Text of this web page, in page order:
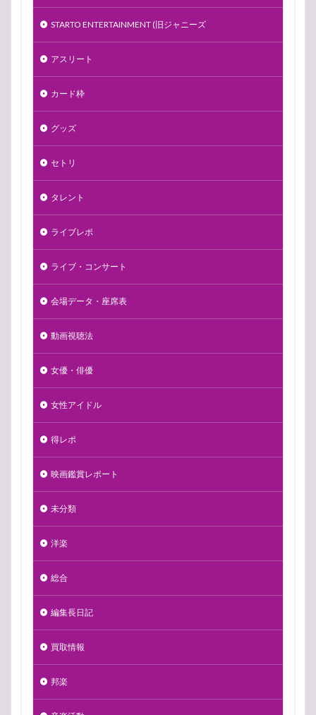
STARTO ENTERTAINMENT (旧ジャニーズ
アスリート
カード枠
グッズ
セトリ
タレント
ライブレポ
ライブ・コンサート
会場データ・座席表
動画視聴法
女優・俳優
女性アイドル
得レポ
映画鑑賞レポート
未分類
洋楽
総合
編集長日記
買取情報
邦楽